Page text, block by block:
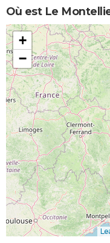
Où est Le
+
−